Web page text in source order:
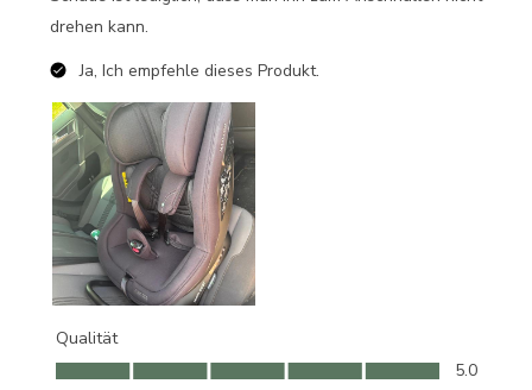
drehen kann.
Ja, Ich empfehle dieses Produkt.
Qualität
Qualität, 5.0 von 5
5.0